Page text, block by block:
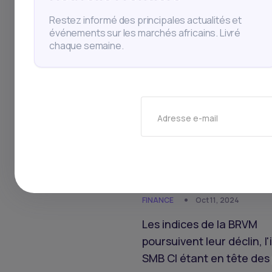
tête de la croissance de la
FINANCE Oct 11, 2024
Les indices de la BRVM
poursuivent leur déclin,
SMB CI étant en tête
Restez informé des principales actualités et
événements sur les marchés africains. Livré
chaque semaine.
Adresse e-mail